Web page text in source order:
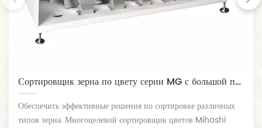
Сортировщик зерна по цвету серии MG с большой производственной мощностью
Обеспечить эффективные решения по сортировке различных
типов зерна. Многоцелевой сортировщик цветов Mihoshi